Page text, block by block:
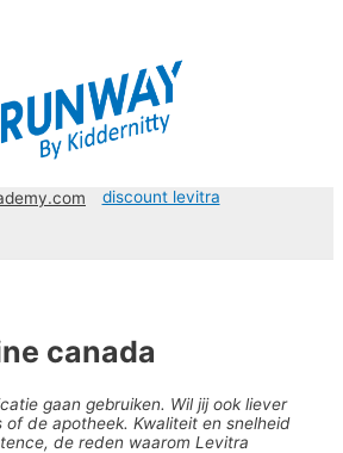
discount levitra
canada
gaan gebruiken. Wil jij ook liever
of de apotheek. Kwaliteit en snelheid
de reden waarom Levitra